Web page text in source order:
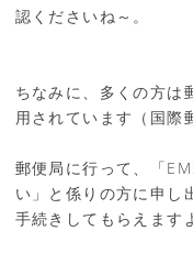
認くださいね～。
ちなみに、多くの方は
用されています（国際
郵便局に行って、「
い」と係りの方に申し
手続きしてもらえます